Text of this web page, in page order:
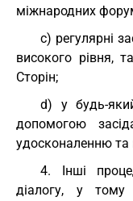
міжнародних
c) регулярні
високого рівня,
Сторін;
d) у будь-
допомогою
удосконаленню та
4. Інші
діалогу, у тому